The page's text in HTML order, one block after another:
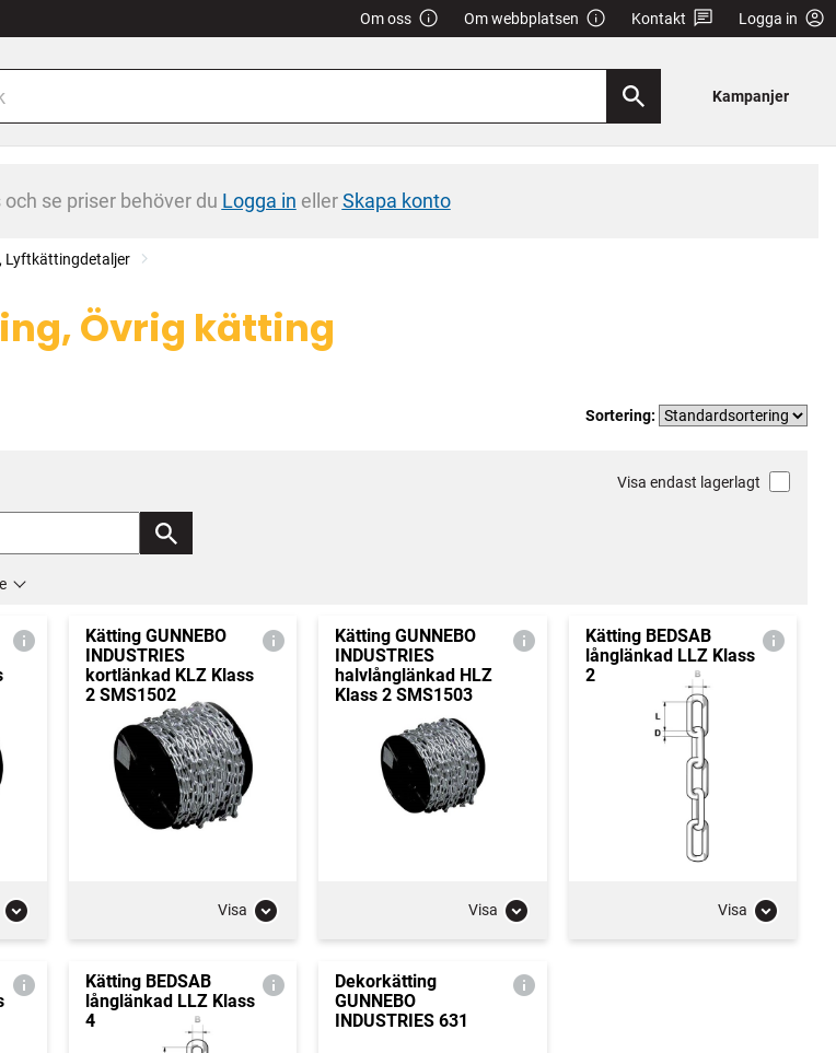
Om oss Om webbplatsen Kontakt Logga in
Kampanjer
se priser behöver du Logga in ellerSkapa konto
Lyftkättingdetaljer
Övrig kätting
Sortering:
Visa endast lagerlagt
Kätting GUNNEBO
INDUSTRIES
kortlänkad KLZ Klass
2 SMS1502
Visa
Kätting GUNNEBO
INDUSTRIES
halvlånglänkad HLZ
Klass 2 SMS1503
Visa
Kätting BEDSAB
långlänkad LLZ Klass
2
Visa
Kätting BEDSAB
långlänkad LLZ Klass
4
Dekorkätting
GUNNEBO
INDUSTRIES 631